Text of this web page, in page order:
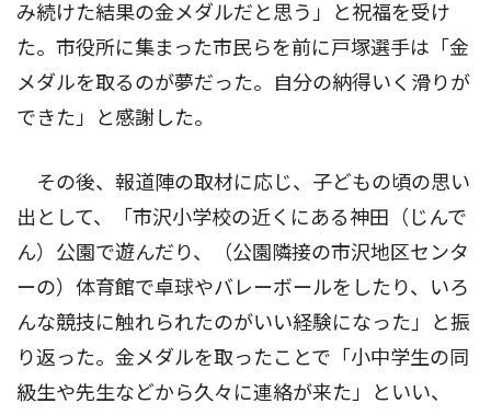
み続けた結果の金メダルだと思う」と祝福を受け
た。市役所に集まった市民らを前に戸塚選手は「金
メダルを取るのが夢だった。自分の納得いく滑りが
できた」と感謝した。
その後、報道陣の取材に応じ、子どもの頃の思い
出として、「市沢小学校の近くにある神田（じんで
ん）公園で遊んだり、（公園隣接の市沢地区センタ
ーの）体育館で卓球やバレーボールをしたり、いろ
んな競技に触れられたのがいい経験になった」と振
り返った。金メダルを取ったことで「小中学生の同
級生や先生などから久々に連絡が来た」といい、